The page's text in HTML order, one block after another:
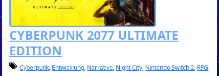
CYBERPUNK 2077 ULTIMATE
EDITION
Cyberpunk, Entwicklung, Narrative, Night City, Nintendo Switch 2, RPG